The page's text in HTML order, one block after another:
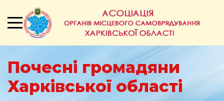
Почесні громадяни
Харківської області